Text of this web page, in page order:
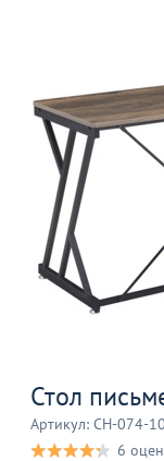
Стол
Артикул: CH-074-
6